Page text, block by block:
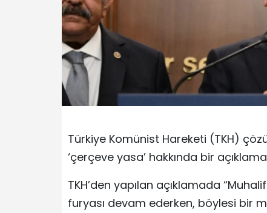
Türkiye Komünist Hareketi (TKH)
‘çerçeve yasa’ hakkında bir açıklama
TKH’den yapılan açıklamada
furyası devam ederken, böylesi bir